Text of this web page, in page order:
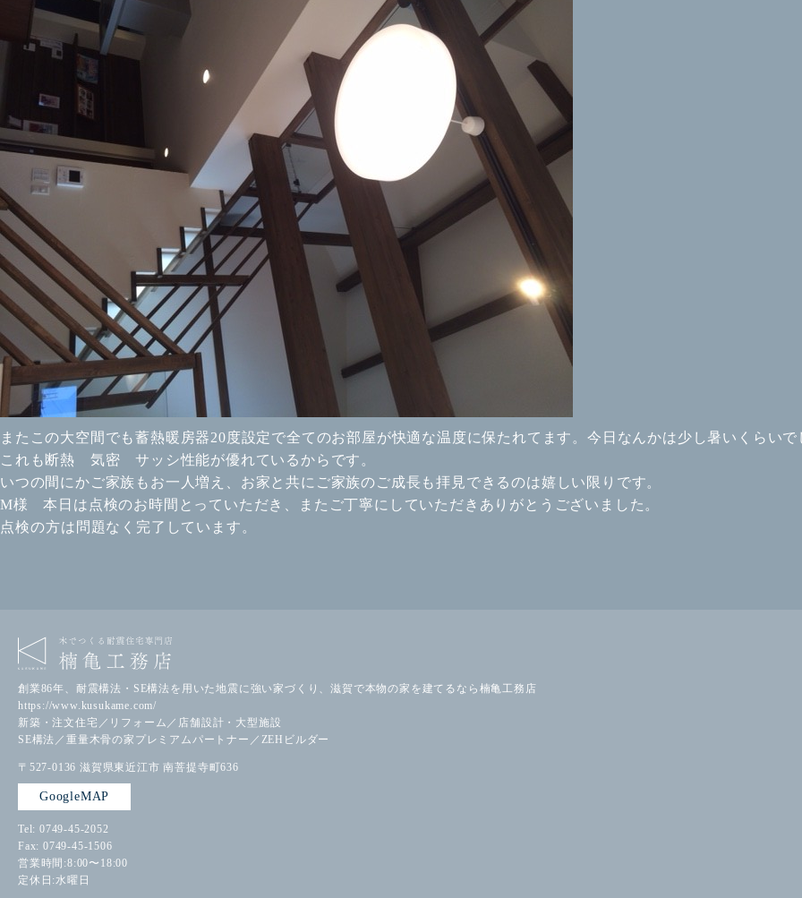
またこの大空間でも蓄熱暖房器20度設定で全てのお部屋が快適な温度に保たれてます。今日なんかは少し暑いくらいで
これも断熱 気密 サッシ性能が優れているからです。
いつの間にかご家族もお一人増え、お家と共にご家族のご成長も拝見できるのは嬉しい限りです。
M様 本日は点検のお時間とっていただき、またご丁寧にしていただきありがとうございました。
点検の方は問題なく完了しています。
創業86年、耐震構法・SE構法を用いた地震に強い家づくり、滋賀で本物の家を建てるなら楠亀工務店
https://www.kusukame.com/
新築・注文住宅／リフォーム／店舗設計・大型施設
SE構法／重量木骨の家プレミアムパートナー／ZEHビルダー
〒527-0136 滋賀県東近江市 南菩提寺町636
GoogleMAP
Tel: 0749-45-2052
Fax: 0749-45-1506
営業時間:8:00〜18:00
定休日:水曜日